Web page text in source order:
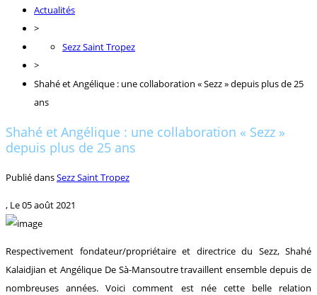
Actualités
>
Sezz Saint Tropez
>
Shahé et Angélique : une collaboration « Sezz » depuis plus de 25
ans
Shahé et Angélique : une collaboration « Sezz »
depuis plus de 25 ans
Publié dansSezz Saint Tropez
, Le05 août 2021
Respectivement fondateur/propriétaire et directrice du Sezz, Shahé
Kalaidjian et Angélique De Sà-Mansoutre travaillent ensemble depuis de
nombreuses années. Voici comment est née cette belle relation